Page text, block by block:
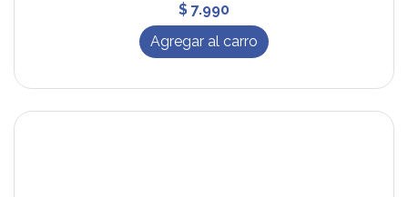
$ 7.990
Agregar al carro